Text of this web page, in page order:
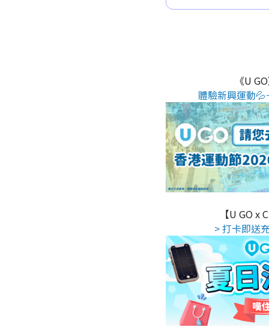
《U
體驗新興運動
【U GO x
> 打卡即送